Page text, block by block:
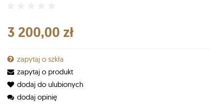
3 200,00 zł
zapytaj o szkła
zapytaj o produkt
dodaj do ulubionych
dodaj opinię